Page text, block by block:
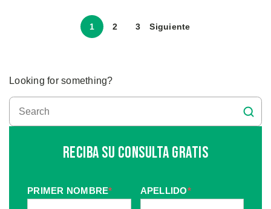
1 2 3 Siguiente
Looking for something?
Reciba Su Consulta Gratis
PRIMER NOMBRE* APELLIDO*